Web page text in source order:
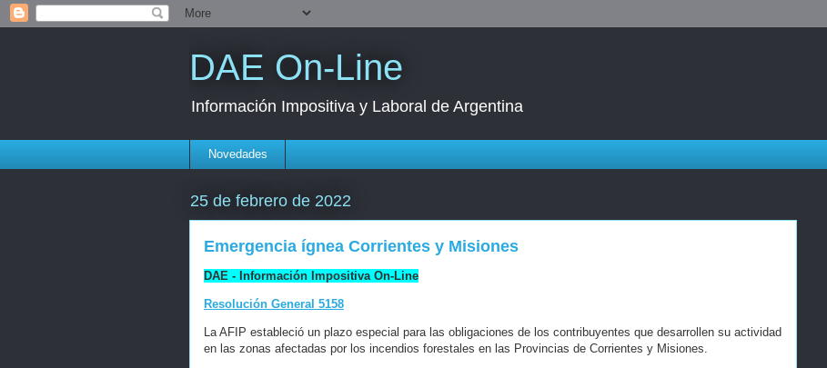
DAE On-Line
Información Impositiva y Laboral de Argentina
Novedades
25 de febrero de 2022
Emergencia ígnea Corrientes y Misiones
DAE - Información Impositiva On-Line
Resolución General 5158
La AFIP estableció un plazo especial para las obligaciones de los contribuyentes que desarrollen su actividad
en las zonas afectadas por los incendios forestales en las Provincias de Corrientes y Misiones.